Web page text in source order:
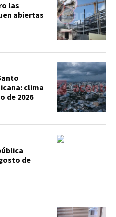
las
abiertas
clima
de 2026
de